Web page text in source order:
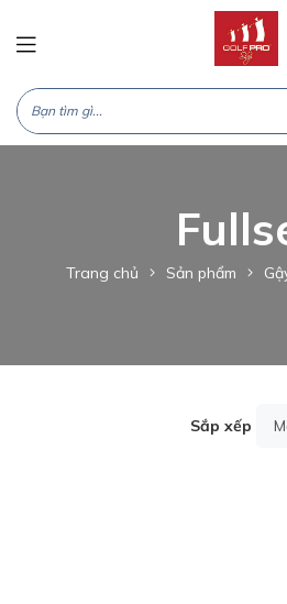
Trang chủ Sản phẩm
Sắp xếp